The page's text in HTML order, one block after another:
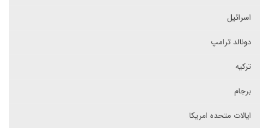
اسرائیل
دونالد ترامپ
ترکیه
برجام
ایالات متحده امریکا